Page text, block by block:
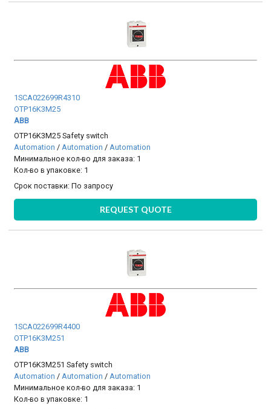
1SCA022699R4310
OTP16K3M25
ABB
OTP16K3M25 Safety switch
Automation /Automation /Automation
Минимальное кол-во для заказа: 1
Кол-во в упаковке: 1
Срок поставки:По запросу
REQUEST QUOTE
1SCA022699R4400
OTP16K3M251
ABB
OTP16K3M251 Safety switch
Automation / Automation / Automation
Минимальное кол-во для заказа: 1
Кол-во в упаковке: 1